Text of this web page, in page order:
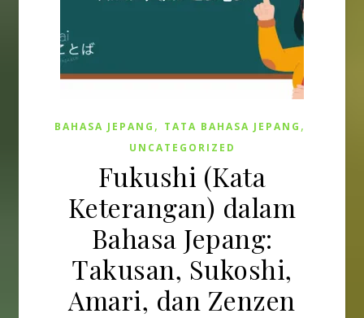
BAHASA JEPANG , TATA BAHASA JEPANG ,
UNCATEGORIZED
Fukushi (Kata
Keterangan) dalam
Bahasa Jepang:
Takusan, Sukoshi,
Amari, dan Zenzen